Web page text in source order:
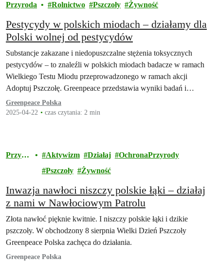
Przyroda Rolnictwo Pszczoły Żywność
Pestycydy w polskich miodach – działamy dla
Polski wolnej od pestycydów
Substancje zakazane i niedopuszczalne stężenia toksycznych
pestycydów – to znaleźli w polskich miodach badacze w ramach
Wielkiego Testu Miodu przeprowadzonego w ramach akcji
Adoptuj Pszczołę. Greenpeace przedstawia wyniki badań i…
Greenpeace Polska
2025-04-22
czas czytania: 2 min
Przyro
Aktywizm Działaj
OchronaPrzyrody
Pszczoły
Żywność
Inwazja nawłoci niszczy polskie łąki – działaj
z nami w Nawłociowym Patrolu
Złota nawłoć pięknie kwitnie. I niszczy polskie łąki i dzikie
pszczoły. W obchodzony 8 sierpnia Wielki Dzień Pszczoły
Greenpeace Polska zachęca do działania.
Greenpeace Polska